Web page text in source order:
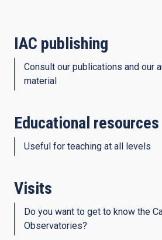
IAC publishing
Consult our publications and our
material
Educational resources
Useful for teaching at all levels
Visits
Do you want to get to know the
Observatories?